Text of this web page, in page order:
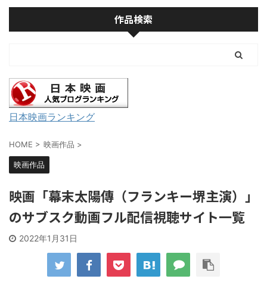
作品検索
日本映画ランキング
HOME > 映画作品 >
映画作品
映画「幕末太陽傳（フランキー堺主演）」
のサブスク動画フル配信視聴サイト一覧
2022年1月31日